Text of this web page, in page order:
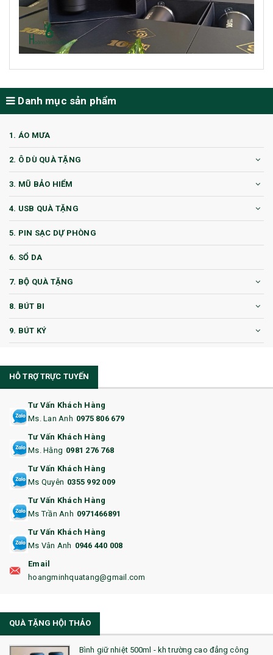
Danh mục sản phẩm
1. ÁO MƯA
2. Ô DÙ QUÀ TẶNG
3. MŨ BẢO HIỂM
4. USB QUÀ TẶNG
5. PIN SẠC DỰ PHÒNG
6. SỔ DA
7. BỘ QUÀ TẶNG
8. BÚT BI
9. BÚT KÝ
11. CỐC/BÌNH GIỮ NHIỆT
12. BÌNH NƯỚC
13. QUÀ TẶNG CAO CẤP
14. HỘP/VÍ ĐỰNG NAMECARD
15. BỘ BẤM MÓNG
16. BAO HỘ CHIẾU
18. ẤM CHÉN QUÀ TẶNG
19. ĐỒNG HỒ TREO TƯỜNG
22. ĐỒNG HỒ ĐỂ BÀN
23. QÙA TẶNG ĐỘC ĐÁO
HỖ TRỢ TRỰC TUYẾN
Tư Vấn Khách Hàng
Ms. Lan Anh 0975 806 679
Tư Vấn Khách Hàng
Ms. Hằng 0981 276 768
Tư Vấn Khách Hàng
Ms Quyên 0355 992 009
Tư Vấn Khách Hàng
Ms Trần Anh 0971466891
Tư Vấn Khách Hàng
Ms Vân Anh 0946 440 008
Email
hoangminhquatang@gmail.com
QUÀ TẶNG HỘI THẢO
Bình giữ nhiệt 500ml - kh trường cao đẳng công